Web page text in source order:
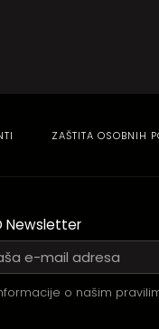
ZAŠTITA OSOBNIH
Newsletter
o našim